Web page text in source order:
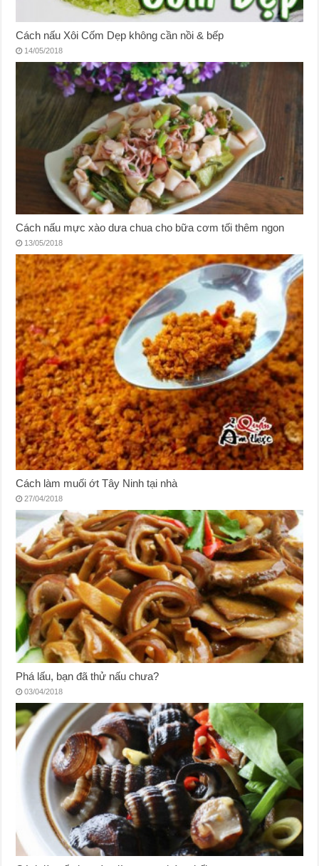
Cách nấu Xôi Cốm Dẹp không cần nồi & bếp
14/05/2018
Cách nấu mực xào dưa chua cho bữa cơm tối thêm ngon
13/05/2018
Cách làm muối ớt Tây Ninh tại nhà
27/04/2018
Phá lấu, bạn đã thử nấu chưa?
03/04/2018